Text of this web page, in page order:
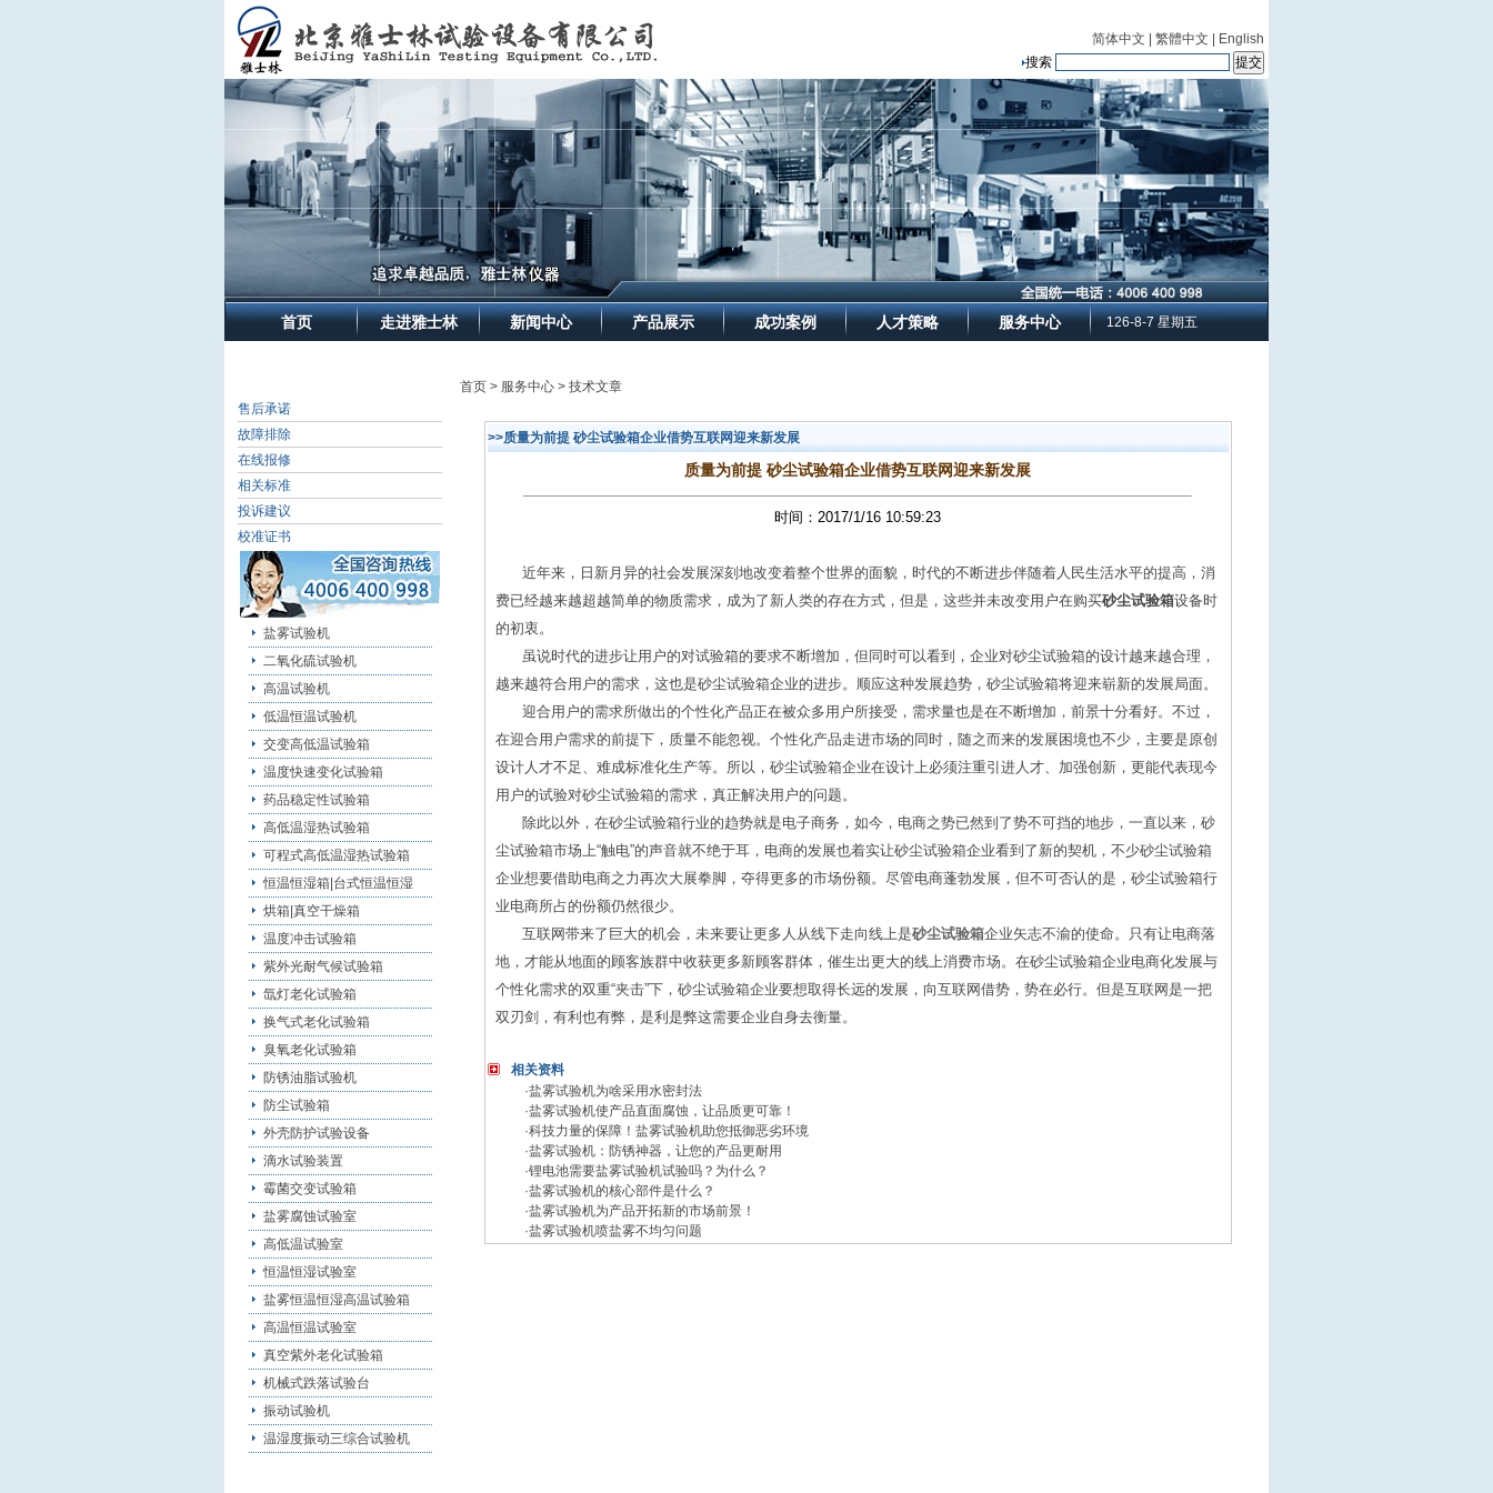
简体中文 繁體中文
English
搜索
首页 走进雅士林 新闻中心 产品展示 成功案例 人才策略 服务中心 126-8-7 星期五
售后承诺
故障排除
在线报修
相关标准
投诉建议
校准证书
盐雾试验机
二氧化硫试验机
高温试验机
低温恒温试验机
交变高低温试验箱
温度快速变化试验箱
药品稳定性试验箱
高低温湿热试验箱
可程式高低温湿热试验箱
恒温恒湿箱|台式恒温恒湿
烘箱|真空干燥箱
温度冲击试验箱
紫外光耐气候试验箱
氙灯老化试验箱
换气式老化试验箱
臭氧老化试验箱
防锈油脂试验机
防尘试验箱
外壳防护试验设备
滴水试验装置
霉菌交变试验箱
盐雾腐蚀试验室
高低温试验室
恒温恒湿试验室
盐雾恒温恒湿高温试验箱
高温恒温试验室
真空紫外老化试验箱
机械式跌落试验台
振动试验机
温湿度振动三综合试验机
首页 > 服务中心 > 技术文章
>>质量为前提 砂尘试验箱企业借势互联网迎来新发展
质量为前提 砂尘试验箱企业借势互联网迎来新发展
时间：2017/1/16 10:59:23
近年来，日新月异的社会发展深刻地改变着整个世界的面貌，时代的不断进步伴随着人民生活水平的提高，消
费已经越来越超越简单的物质需求，成为了新人类的存在方式，但是，这些并未改变用户在购买砂尘试验箱设备时
的初衷。
虽说时代的进步让用户的对试验箱的要求不断增加，但同时可以看到，企业对砂尘试验箱的设计越来越合理，
越来越符合用户的需求，这也是砂尘试验箱企业的进步。顺应这种发展趋势，砂尘试验箱将迎来崭新的发展局面。
迎合用户的需求所做出的个性化产品正在被众多用户所接受，需求量也是在不断增加，前景十分看好。不过，
在迎合用户需求的前提下，质量不能忽视。个性化产品走进市场的同时，随之而来的发展困境也不少，主要是原创
设计人才不足、难成标准化生产等。所以，砂尘试验箱企业在设计上必须注重引进人才、加强创新，更能代表现今
用户的试验对砂尘试验箱的需求，真正解决用户的问题。
除此以外，在砂尘试验箱行业的趋势就是电子商务，如今，电商之势已然到了势不可挡的地步，一直以来，砂
尘试验箱市场上“触电”的声音就不绝于耳，电商的发展也着实让砂尘试验箱企业看到了新的契机，不少砂尘试验箱
企业想要借助电商之力再次大展拳脚，夺得更多的市场份额。尽管电商蓬勃发展，但不可否认的是，砂尘试验箱行
业电商所占的份额仍然很少。
互联网带来了巨大的机会，未来要让更多人从线下走向线上是砂尘试验箱企业矢志不渝的使命。只有让电商落
地，才能从地面的顾客族群中收获更多新顾客群体，催生出更大的线上消费市场。在砂尘试验箱企业电商化发展与
个性化需求的双重“夹击”下，砂尘试验箱企业要想取得长远的发展，向互联网借势，势在必行。但是互联网是一把
双刃剑，有利也有弊，是利是弊这需要企业自身去衡量。
相关资料
·盐雾试验机为啥采用水密封法
·盐雾试验机使产品直面腐蚀，让品质更可靠！
·科技力量的保障！盐雾试验机助您抵御恶劣环境
·盐雾试验机：防锈神器，让您的产品更耐用
·锂电池需要盐雾试验机试验吗？为什么？
·盐雾试验机的核心部件是什么？
·盐雾试验机为产品开拓新的市场前景！
·盐雾试验机喷盐雾不均匀问题